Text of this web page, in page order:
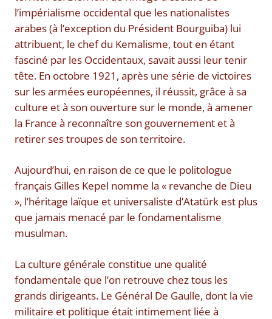
l’impérialisme occidental que les nationalistes
arabes (à l’exception du Président Bourguiba) lui
attribuent, le chef du Kemalisme, tout en étant
fasciné par les Occidentaux, savait aussi leur tenir
tête. En octobre 1921, après une série de victoires
sur les armées européennes, il réussit, grâce à sa
culture et à son ouverture sur le monde, à amener
la France à reconnaître son gouvernement et à
retirer ses troupes de son territoire.
Aujourd’hui, en raison de ce que le politologue
français Gilles Kepel nomme la « revanche de Dieu
», l’héritage laïque et universaliste d’Atatürk est plus
que jamais menacé par le fondamentalisme
musulman.
La culture générale constitue une qualité
fondamentale que l’on retrouve chez tous les
grands dirigeants. Le Général De Gaulle, dont la vie
militaire et politique était intimement liée à